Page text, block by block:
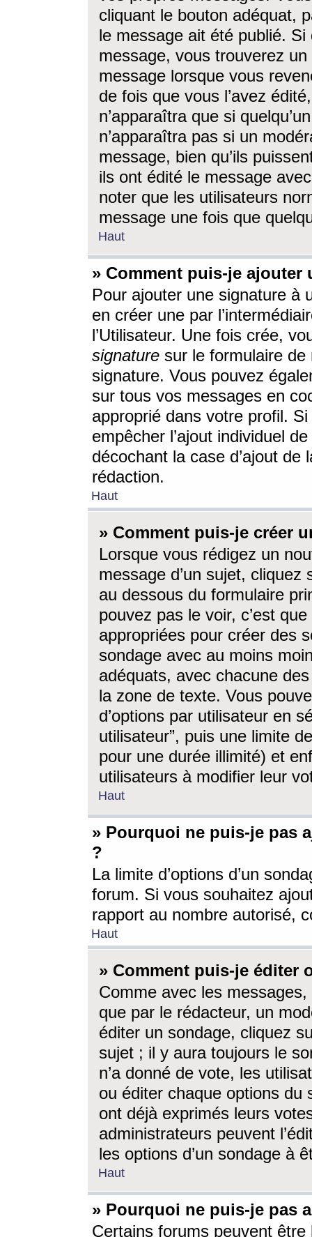
cliquant le bouton adéquat,
le message ait été publié. Si
message, vous trouverez
message lorsque vous
de fois que vous l’avez
n’apparaîtra que si
n’apparaîtra pas si un
message, bien qu’ils
ils ont édité le message
noter que les utilisateurs
message une fois que
Haut
» Comment puis-je ajouter
Pour ajouter une signature à
en créer une par
l’Utilisateur. Une fois crée,
signature sur le formulaire de
signature. Vous pouvez
sur tous vos messages en
approprié dans votre profil.
empêcher l’ajout individuel
décochant la case d’ajout
rédaction.
Haut
» Comment puis-je créer
Lorsque vous rédigez un
message d’un sujet, cliquez
au dessous du formulaire
pouvez pas le voir, c’est
appropriées pour créer des
sondage avec au moins
adéquats, avec chacune
la zone de texte. Vous
d’options par utilisateur en
utilisateur”, puis une limite
pour une durée illimité) et
utilisateurs à modifier leur
Haut
» Pourquoi ne puis-je pas
?
La limite d’options d’un
forum. Si vous souhaitez
rapport au nombre autorisé,
Haut
» Comment puis-je éditer
Comme avec les
que par le rédacteur, un
éditer un sondage, cliquez
sujet ; il y aura toujours le
n’a donné de vote, les
ou éditer chaque options du
ont déjà exprimés leurs
administrateurs peuvent
les options d’un sondage à
Haut
» Pourquoi ne puis-je pas
Certains forums peuvent être